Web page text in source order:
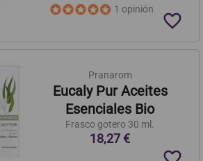
1 opinión
favorite_border
Pranarom
Eucaly Pur Aceites
Esenciales Bio
Frasco gotero 30 ml.
18,27 €